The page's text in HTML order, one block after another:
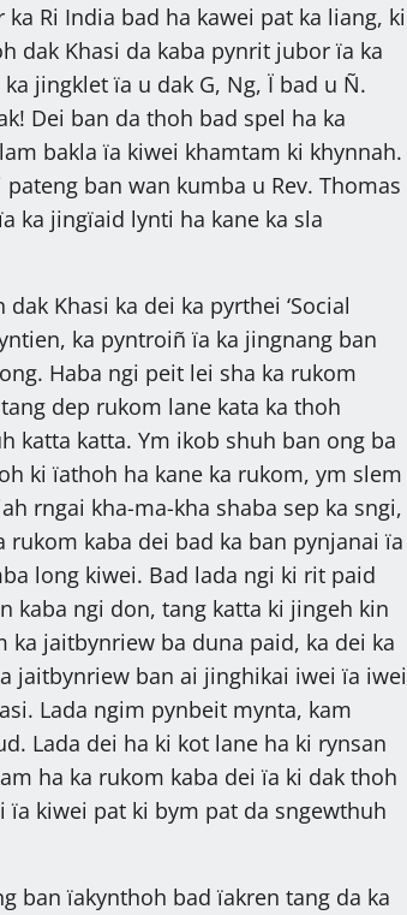
Ri India bad ha kawei pat ka liang, ki
dak Khasi da kaba pynrit jubor ïa ka
jingklet ïa u dak G, Ng, Ï bad u Ñ.
Dei ban da thoh bad spel ha ka
bakla ïa kiwei khamtam ki khynnah.
ban wan kumba u Rev. Thomas
ka jingïaid lynti ha kane ka sla
Khasi ka dei ka pyrthei ‘Social
ka pyntroiñ ïa ka jingnang ban
Haba ngi peit lei sha ka rukom
dep rukom lane kata ka thoh
katta katta. Ym ikob shuh ban ong ba
ki ïathoh ha kane ka rukom, ym slem
rngai kha-ma-kha shaba sep ka sngi,
rukom kaba dei bad ka ban pynjanai ïa
long kiwei. Bad lada ngi ki rit paid
kaba ngi don, tang katta ki jingeh kin
jaitbynriew ba duna paid, ka dei ka
jaitbynriew ban ai jinghikai iwei ïa iwei
Lada ngim pynbeit mynta, kam
Lada dei ha ki kot lane ha ki rynsan
ha ka rukom kaba dei ïa ki dak thoh
ïa kiwei pat ki bym pat da sngewthuh
ban ïakynthoh bad ïakren tang da ka